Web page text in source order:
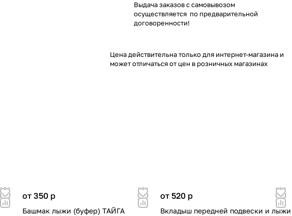
Выдача заказов с самовывозом
осуществляется по предварительной
договоренности!
Цена действительна только для интернет-магазина и
может отличаться от цен в розничных магазинах
от 350 p
Башмак лыжи (буфер) ТАЙГА
от 520 p
Вкладыш передней подвески и лыжи